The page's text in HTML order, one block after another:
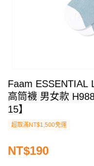
Faam ESSENTIAL
高筒襪 男女款
15】
超取滿NT$1,500免運
NT$190